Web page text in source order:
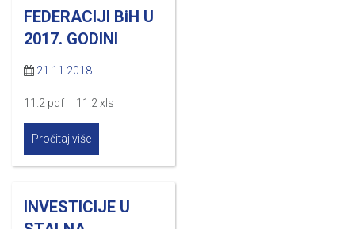
FEDERACIJI BiH U
2017. GODINI
21.11.2018
11.2 pdf 11.2 xls
Pročitaj više
INVESTICIJE U